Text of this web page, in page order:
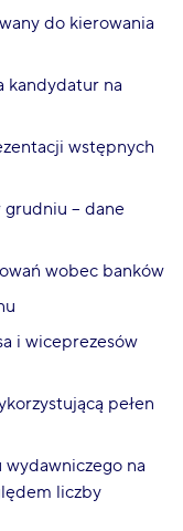
do kierowania
kandydatur na
wstępnych
– dane
wobec banków
i wiceprezesów
pełen
wydawniczego na
liczby